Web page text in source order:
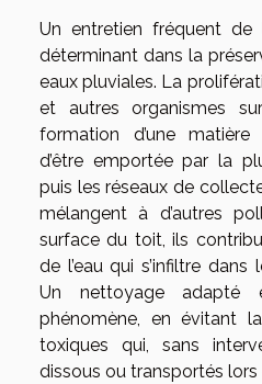
Un entretien fréquent
déterminant dans la
eaux pluviales. La
et autres organismes
formation d’une matière
d’être emportée par la
puis les réseaux de
mélangent à d’autres
surface du toit, ils
de l’eau qui s’infiltre
Un nettoyage adapté
phénomène, en évitant
toxiques qui, sans
dissous ou transportés